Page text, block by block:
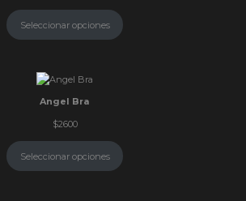
Seleccionar opciones
Angel Bra
$2600
Seleccionar opciones